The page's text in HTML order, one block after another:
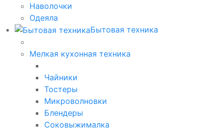
Наволочки
Одеяла
Бытовая техника
Мелкая кухонная техника
Чайники
Тостеры
Микроволновки
Блендеры
Соковыжималка